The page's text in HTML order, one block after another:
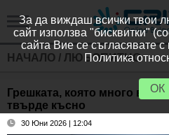
НАЧАЛО / ЛЮБОПИТНО
Грешката, която много
твърде късно
30 Юни 2026 | 12:04
За да виждаш всички твои
сайт използва "бисквитки"
сайта Вие се съгласявате
Политика
ОК